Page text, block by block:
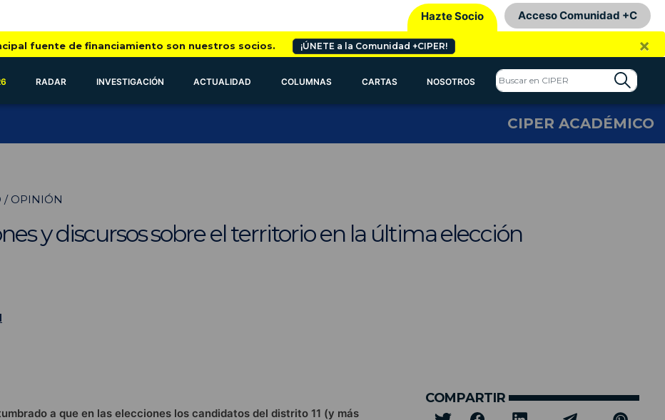
Hazte Socio Acceso Comunidad +C
fuente de financiamiento son nuestros socios. ¡ÚNETE a la Comunidad +CIPER! ×
RADAR INVESTIGACIÓN ACTUALIDAD COLUMNAS CARTAS NOSOTROS
CIPER ACADÉMICO
/ OPINIÓN
y discursos sobre el territorio en la última elección
a que en las elecciones los candidatos del distrito 11 (y más
COMPARTIR